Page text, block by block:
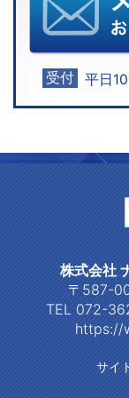
受付 平日
株式会社
〒587-
TEL 072-
https://
サイ